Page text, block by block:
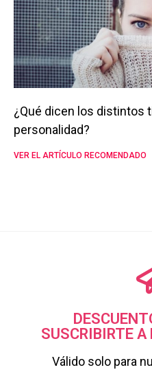
¿Qué dicen los distintos
personalidad?
VER EL ARTÍCULO RECOMENDADO
SUSCRIBIRTE
Válido solo para